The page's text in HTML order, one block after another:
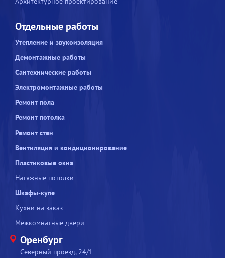
Отдельные работы
Утепление и звукоизоляция
Демонтажные работы
Сантехнические работы
Электромонтажные работы
Ремонт пола
Ремонт потолка
Ремонт стен
Вентиляция и кондиционирование
Пластиковые окна
Натяжные потолки
Шкафы-купе
Кухни на заказ
Межкомнатные двери
Оренбург
Северный проезд, 24/1